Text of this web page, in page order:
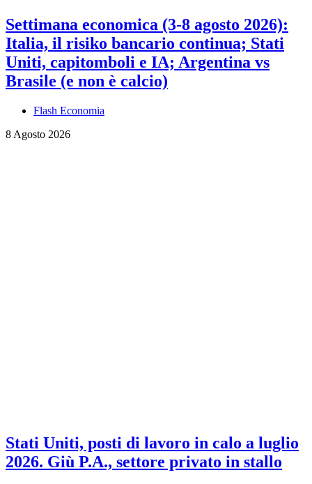
Settimana economica (3-8 agosto 2026):
Italia, il risiko bancario continua; Stati
Uniti, capitomboli e IA; Argentina vs
Brasile (e non è calcio)
Flash Economia
8 Agosto 2026
Stati Uniti, posti di lavoro in calo a luglio
2026. Giù P.A., settore privato in stallo